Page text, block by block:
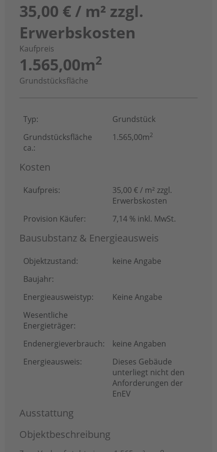
35,00 € / m² zzgl.
Erwerbskosten
Kaufpreis
1.565,00m2
Grundstücksfläche
Typ:
Grundstück
Grundstücksfläche
ca.:
1.565,00m2
Kosten
Kaufpreis:
35,00 € / m² zzgl.
Erwerbskosten
Provision Käufer:
7,14 % inkl. MwSt.
Bausubstanz & Energieausweis
Objektzustand:
keine Angabe
Baujahr:
Energieausweistyp:
Keine Angabe
Wesentliche
Energieträger:
Endenergie­verbrauch:
keine Angaben
Energieausweis:
Dieses Gebäude
unterliegt nicht den
Anforderungen der
EnEV
Ausstattung
Objektbeschreibung